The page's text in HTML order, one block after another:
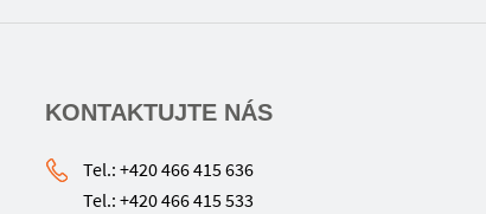
KONTAKTUJTE NÁS
Tel.: +420 466 415 636
Tel.: +420 466 415 533